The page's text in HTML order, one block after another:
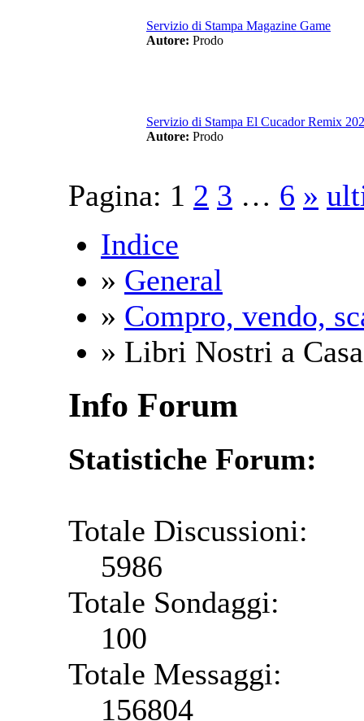
Servizio di Stampa Magazine Game
Autore: Prodo
Servizio di Stampa El Cucador Remix
Autore: Prodo
Pagina: 1 2 3 … 6 »
Indice
» General
» Compro, vendo,
» Libri Nostri a
Info Forum
Statistiche Forum:
Totale Discussioni:
5986
Totale Sondaggi:
100
Totale Messaggi:
156804